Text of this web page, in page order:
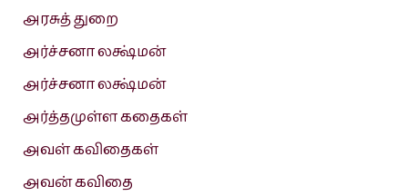
அரசுத் துறை
அர்ச்சனா லக்ஷ்மன்
அர்ச்சனா லக்ஷ்மன்
அர்த்தமுள்ள கதைகள்
அவள் கவிதைகள்
அவன் கவிதை